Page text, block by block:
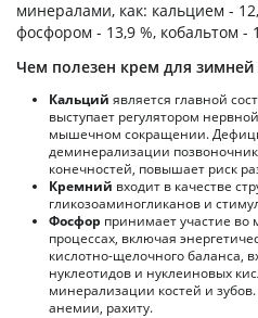
минералами, как: кальцием -
фосфором - 13,9 %, кобальтом -
Чем полезен крем для зимней
Кальций является главной
выступает регулятором
мышечном сокращении.
деминерализации
конечностей, повышает риск
Кремний входит в качестве
гликозоаминогликанов и
Фосфор принимает участие во
процессах, включая
кислотно-щелочного баланса,
нуклеотидов и нуклеиновых
минерализации костей и
анемии, рахиту.